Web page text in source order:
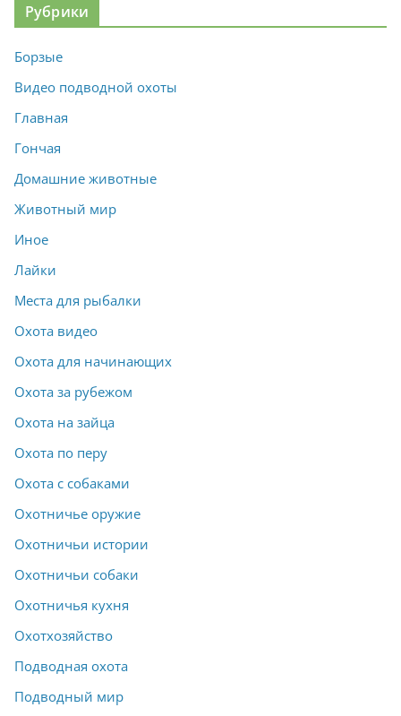
Рубрики
Борзые
Видео подводной охоты
Главная
Гончая
Домашние животные
Животный мир
Иное
Лайки
Места для рыбалки
Охота видео
Охота для начинающих
Охота за рубежом
Охота на зайца
Охота по перу
Охота с собаками
Охотничье оружие
Охотничьи истории
Охотничьи собаки
Охотничья кухня
Охотхозяйство
Подводная охота
Подводный мир